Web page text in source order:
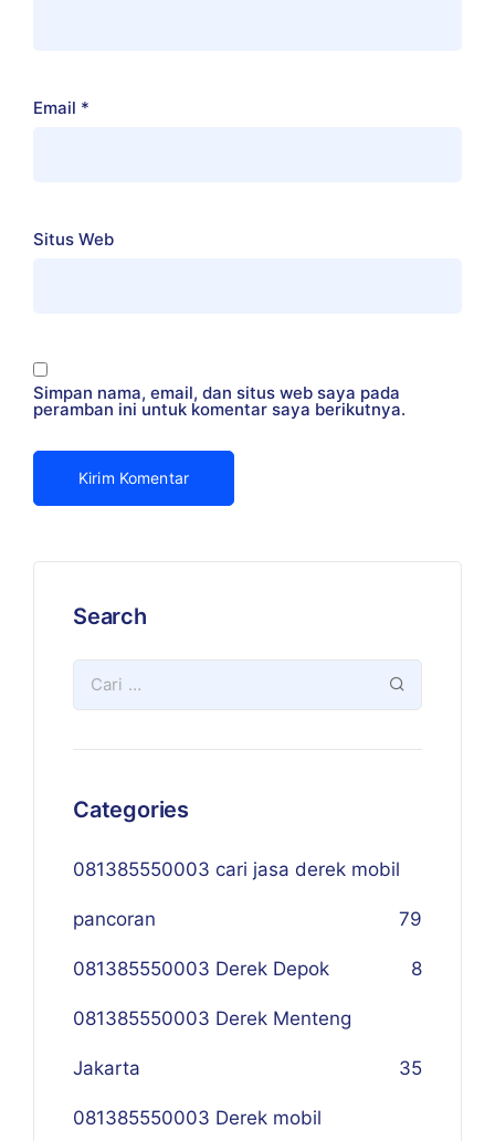
Email *
Situs Web
Simpan nama, email, dan situs web saya pada
peramban ini untuk komentar saya berikutnya.
Search
Categories
081385550003 cari jasa derek mobil
pancoran 79
081385550003 Derek Depok 8
081385550003 Derek Menteng
Jakarta 35
081385550003 Derek mobil